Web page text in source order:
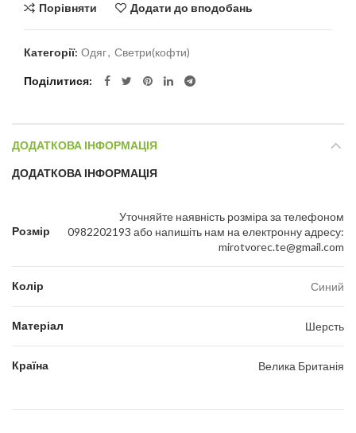
Порівняти Додати до вподобань
Категорії: Одяг, Светри(кофти)
Поділитися
ДОДАТКОВА ІНФОРМАЦІЯ
ДОДАТКОВА ІНФОРМАЦІЯ
Розмір
Уточняйте наявність розміра за телефоном
0982202193 або напишіть нам на електронну адресу:
mirotvorec.te@gmail.com
Колір Синий
Матеріал Шерсть
Країна Велика Британія